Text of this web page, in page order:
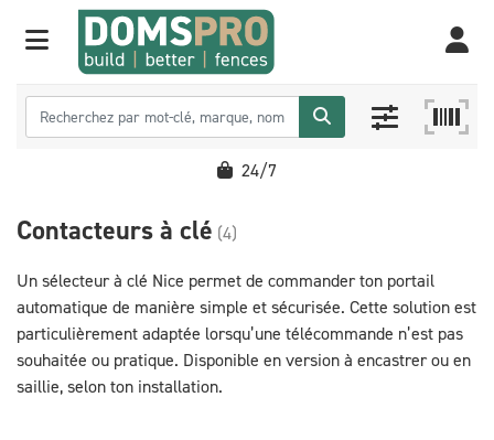
24/7
Contacteurs à clé (4)
Un sélecteur à clé Nice permet de commander ton portail
automatique de manière simple et sécurisée. Cette solution est
particulièrement adaptée lorsqu’une télécommande n’est pas
souhaitée ou pratique. Disponible en version à encastrer ou en
saillie, selon ton installation.